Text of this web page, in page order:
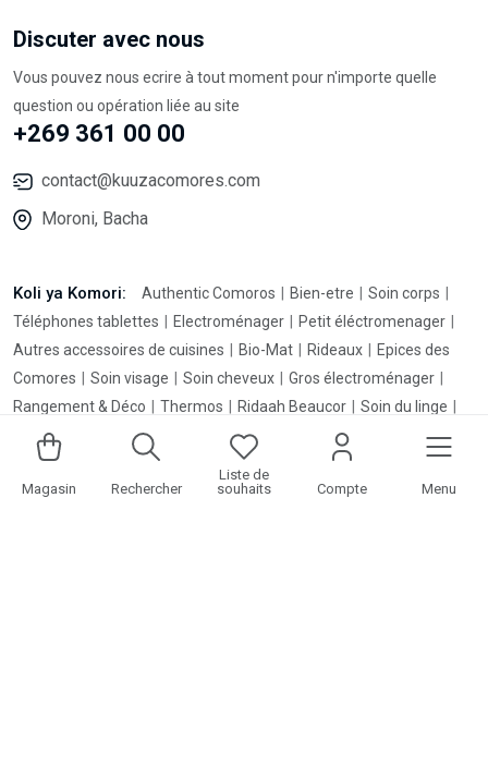
Magasin Rechercher
Liste de
souhaits
Compte Menu
Discuter avec nous
Vous pouvez nous ecrire à tout moment pour n'importe quelle
question ou opération liée au site
+269 361 00 00
contact@kuuzacomores.com
Moroni, Bacha
Koli ya Komori: Authentic Comoros Bien-etre
Soin corps
Téléphones tablettes
Electroménager
Petit éléctromenager
Autres accessoires de cuisines
Bio-Mat Rideaux
Epices des
Comores
Soin visage Soin cheveux
Gros électroménager
Rangement & Déco
Thermos Ridaah Beaucor
Soin du linge
Accessoires Hi-Tech
Beauté et bien être
La Savonnerie
Vaisselles et art de table
Plats four Maison du Romarin
de bain
Smart Watch Soin corps et cheveux Maison
Linge de